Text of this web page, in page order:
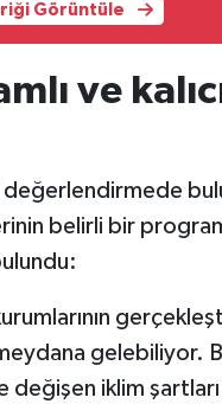
Görüntüle
ve
değerlendirmede
belirli bir
gelebiliyor.
değişen iklim